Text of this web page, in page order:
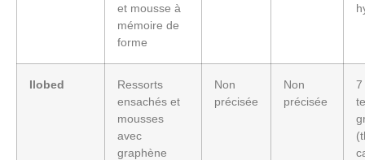
et mousse à
mémoire de
forme
Ilobed
Ressorts
ensachés et
mousses
avec
graphène
Non
précisée
Non
précisée
7